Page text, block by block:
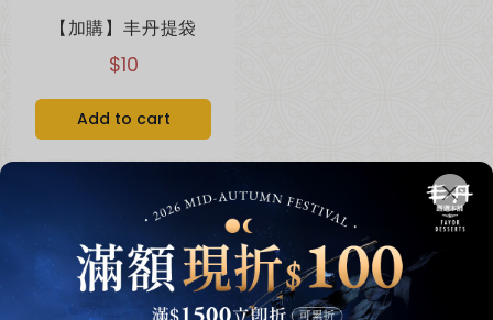
超取滿 $1500 免運、宅配滿 $2500 免運🚚
【加購】丰丹提袋
$10
Add to cart
1